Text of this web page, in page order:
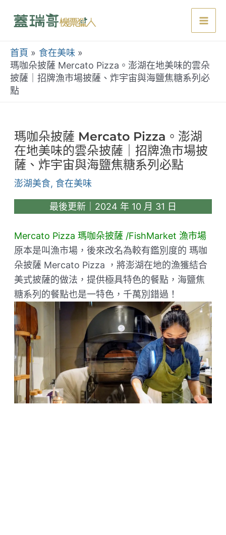
首頁
食在美味
瑪咖朵披薩 Mercato Pizza。澎湖在地美味的雲朵
披薩｜招牌漁市場披薩、炸宇宙與海鹽焦糖系列必
點
瑪咖朵披薩 Mercato Pizza。澎湖
在地美味的雲朵披薩｜招牌漁市場披
薩、炸宇宙與海鹽焦糖系列必點
澎湖美食, 食在美味
最後更新｜2024 年 10 月 31 日
Mercato Pizza 瑪咖朵披薩 /FishMarket 漁市場
原本是叫漁市場，後來改名為較有鑑別度的 瑪咖
朵披薩 Mercato Pizza ，將澎湖在地的漁獲結合
美式披薩的做法，提供極具特色的餐點，海鹽焦
糖系列的餐點也是一特色，千萬別錯過！